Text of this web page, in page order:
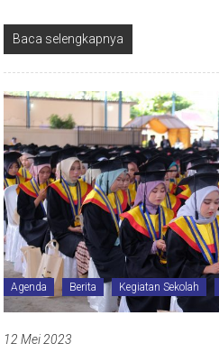
Baca selengkapnya
Agenda Berita Kegiatan Sekolah
12 Mei 2023